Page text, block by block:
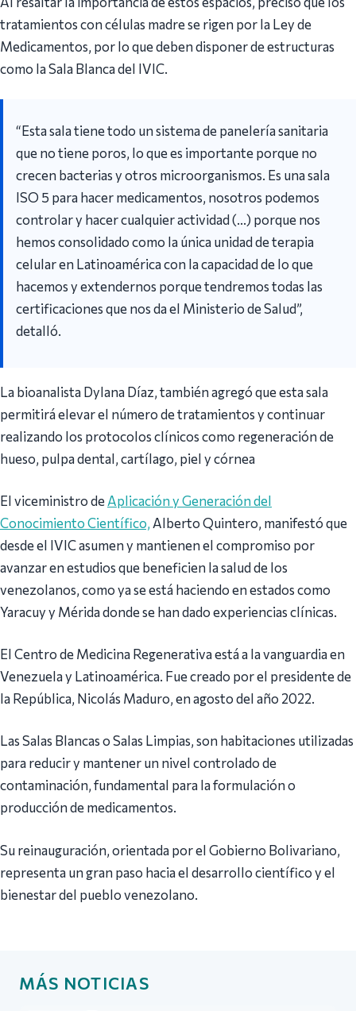
tratamientos con células madre se rigen por la Ley de
Medicamentos, por lo que deben disponer de estructuras
como la Sala Blanca del IVIC.
“Esta sala tiene todo un sistema de panelería sanitaria
que no tiene poros, lo que es importante porque no
crecen bacterias y otros microorganismos. Es una sala
ISO 5 para hacer medicamentos, nosotros podemos
controlar y hacer cualquier actividad (…) porque nos
hemos consolidado como la única unidad de terapia
celular en Latinoamérica con la capacidad de lo que
hacemos y extendernos porque tendremos todas las
certificaciones que nos da el Ministerio de Salud”,
detalló.
La bioanalista Dylana Díaz, también agregó que esta sala
permitirá elevar el número de tratamientos y continuar
realizando los protocolos clínicos como regeneración de
hueso, pulpa dental, cartílago, piel y córnea
El viceministro de Aplicación y Generación del
Conocimiento Científico, Alberto Quintero, manifestó que
desde el IVIC asumen y mantienen el compromiso por
avanzar en estudios que beneficien la salud de los
venezolanos, como ya se está haciendo en estados como
Yaracuy y Mérida donde se han dado experiencias clínicas.
El Centro de Medicina Regenerativa está a la vanguardia en
Venezuela y Latinoamérica. Fue creado por el presidente de
la República, Nicolás Maduro, en agosto del año 2022.
Las Salas Blancas o Salas Limpias, son habitaciones utilizadas
para reducir y mantener un nivel controlado de
contaminación, fundamental para la formulación o
producción de medicamentos.
Su reinauguración, orientada por el Gobierno Bolivariano,
representa un gran paso hacia el desarrollo científico y el
bienestar del pueblo venezolano.
MÁS NOTICIAS